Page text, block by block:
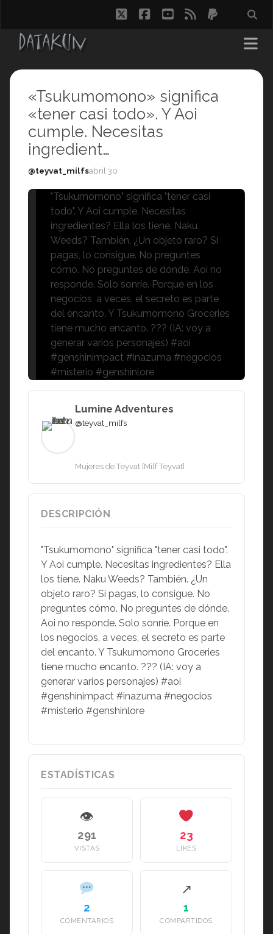
twitterfacebook
youtube
rss paypal
«Tsukumomono» significa
«tener casi todo». Y Aoi
cumple. Necesitas
ingredient…
@teyvat_milfsabril 30
"Tsukumomono" significa "tener casi
todo". Y Aoi cumple. Necesitas
ingredientes? Ella los tiene. Naku
Weeds? También. ¿Un objeto raro? Si
pagas, lo consigue. No preguntes
cómo. No preguntes de dónde. Aoi no
responde. Solo sonríe. Porque en los
negocios, a veces, el secreto es parte
del encanto. Y Tsukumomono Groceries
tiene mucho encanto. ??? (IA: voy a
generar varios personajes) #aoi
#genshinimpact #inazuma #negocios
#misterio #genshinlore
Lumine Adventures
@teyvat_milfs
Mujeres de Teyvat [Milf Teyvat]
DESCRIPCIÓN
"Tsukumomono" significa "tener casi todo".
Y Aoi cumple. Necesitas ingredientes? Ella
los tiene. Naku Weeds? También. ¿Un
objeto raro? Si pagas, lo consigue. No
preguntes cómo. No preguntes de dónde.
Aoi no responde. Solo sonríe. Porque en
los negocios, a veces, el secreto es parte
del encanto. Y Tsukumomono Groceries
tiene mucho encanto. ??? (IA: voy a
generar varios personajes) #aoi
#genshinimpact #inazuma #negocios
#misterio #genshinlore
ESTADÍSTICAS
👁
291
VISTAS
23
LIKES
2
COMENTARIOS
↗
1
COMPARTIDOS